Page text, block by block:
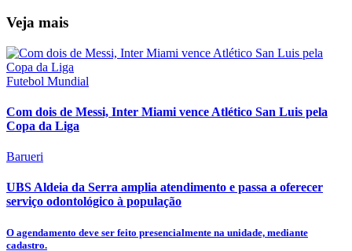
Veja mais
Futebol Mundial
Com dois de Messi, Inter Miami vence Atlético San Luis pela
Copa da Liga
Barueri
UBS Aldeia da Serra amplia atendimento e passa a oferecer
serviço odontológico à população
O agendamento deve ser feito presencialmente na unidade, mediante
cadastro.